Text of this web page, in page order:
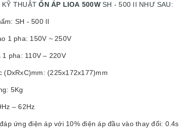
KỸ THUẬTỔN ÁP LIOA 500WSH - 500 II NHƯ SAU:
SH - 500 II
1 pha: 150V ~ 250V
pha: 110V – 220V
(DxRxC)mm: (225x172x177)mm
5Kg
– 62Hz
ứng điện áp với 10% điện áp đầu vào thay đổi: 0.4s